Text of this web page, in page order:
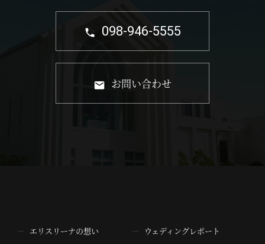
098-946-5555
お問い合わせ
エリスリーナの想い ウェディングレポート